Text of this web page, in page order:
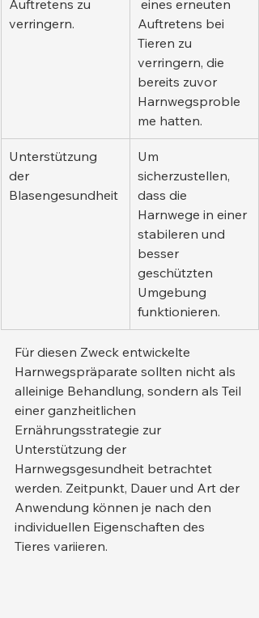
Auftretens zu
verringern.
eines erneuten
Auftretens bei
Tieren zu
verringern, die
bereits zuvor
Harnwegsproble
me hatten.
Unterstützung
der
Blasengesundheit
Um
sicherzustellen,
dass die
Harnwege in einer
stabileren und
besser
geschützten
Umgebung
funktionieren.
Für diesen Zweck entwickelte
Harnwegspräparate sollten nicht als
alleinige Behandlung, sondern als Teil
einer ganzheitlichen
Ernährungsstrategie zur
Unterstützung der
Harnwegsgesundheit betrachtet
werden. Zeitpunkt, Dauer und Art der
Anwendung können je nach den
individuellen Eigenschaften des
Tieres variieren.